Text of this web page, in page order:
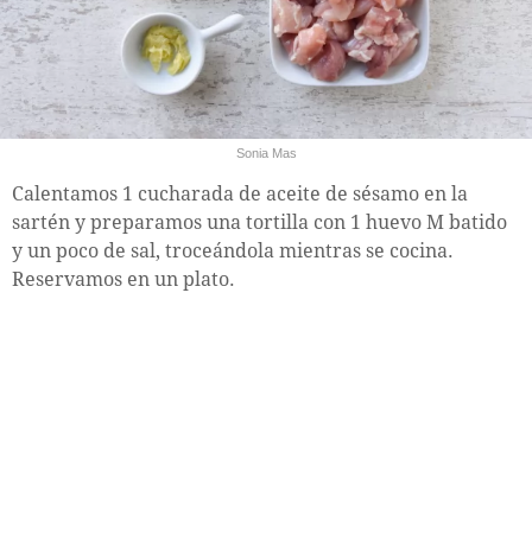
Sonia Mas
Calentamos 1 cucharada de aceite de sésamo en la
sartén y preparamos una tortilla con 1 huevo M batido
y un poco de sal, troceándola mientras se cocina.
Reservamos en un plato.